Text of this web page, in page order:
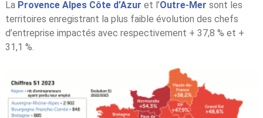
La Provence Alpes Côte d’Azur et l’Outre-Mer sont les
territoires enregistrant la plus faible évolution des chefs
d’entreprise impactés avec respectivement + 37,8 % et +
31,1 %.